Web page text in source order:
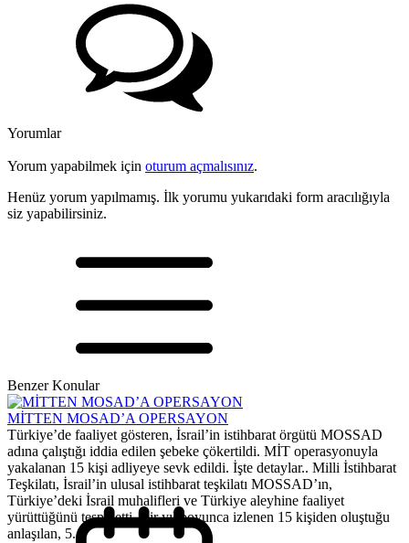
Yorumlar
Yorum yapabilmek için oturum açmalısınız.
Henüz yorum yapılmamış. İlk yorumu yukarıdaki form aracılığıyla
siz yapabilirsiniz.
Benzer Konular
MİTTEN MOSAD’A OPERSAYON
Türkiye’de faaliyet gösteren, İsrail’in istihbarat örgütü MOSSAD
adına çalıştığı iddia edilen şebeke çökertildi. MİT operasyonuyla
yakalanan 15 kişi adliyeye sevk edildi. İşte detaylar.. Milli İstihbarat
Teşkilatı, İsrail’in ulusal istihbarat teşkilatı MOSSAD’ın,
Türkiye’deki İsrail muhalifleri ve Türkiye aleyhine faaliyet
yürüttüğünü tespit etti. Bir yıl boyunca izlenen 15 kişiden oluştuğu
anlaşılan, 5...